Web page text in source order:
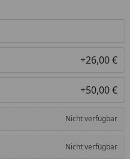
+26,00 €
+50,00 €
Nicht verfügbar
Nicht verfügbar